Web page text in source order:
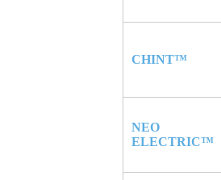
CHINT™
NEO
ELECTRIC™